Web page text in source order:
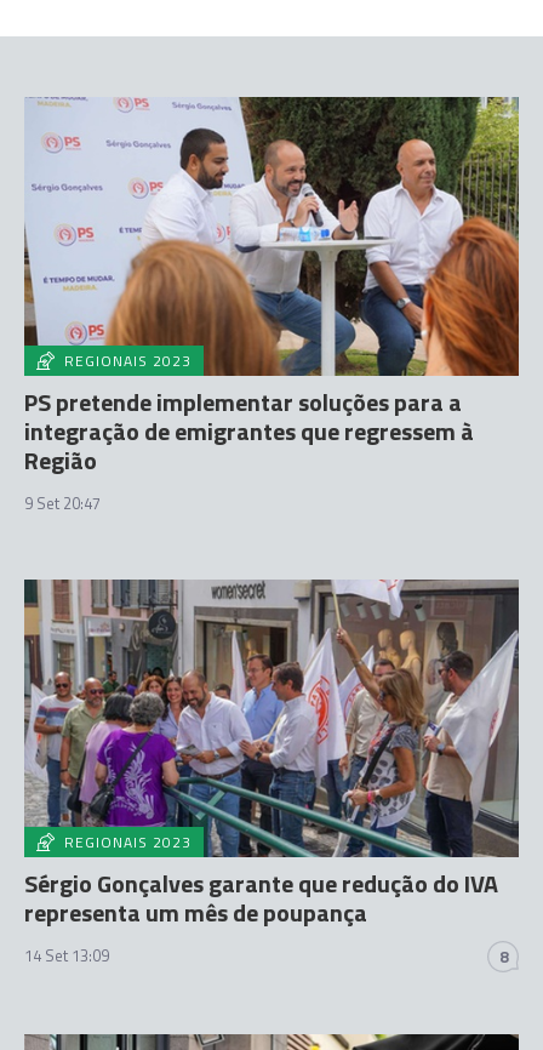
REGIONAIS 2023
PS pretende implementar soluções para a
integração de emigrantes que regressem à
Região
9 Set 20:47
REGIONAIS 2023
Sérgio Gonçalves garante que redução do IVA
representa um mês de poupança
14 Set 13:09 8